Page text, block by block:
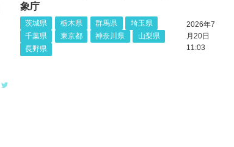
象庁
茨城県 栃木県 群馬県
埼玉県
千葉県
東京都 神奈川県
山梨県
長野県
2026年7
月20日
11:03